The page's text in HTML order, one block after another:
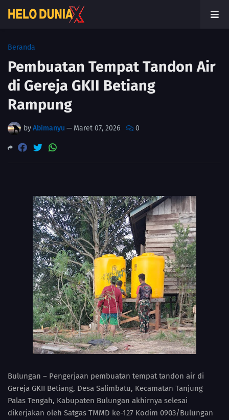
Beranda
Pembuatan Tempat Tandon Air
di Gereja GKII Betiang
Rampung
byAbimanyu — Maret 07, 2026 0
Bulungan – Pengerjaan pembuatan tempat tandon air di
Gereja GKII Betiang, Desa Salimbatu, Kecamatan Tanjung
Palas Tengah, Kabupaten Bulungan akhirnya selesai
dikerjakan oleh Satgas TMMD ke-127 Kodim 0903/Bulungan